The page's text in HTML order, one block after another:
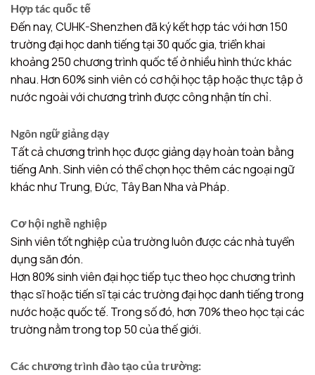
Hợp tác quốc tế
Đến nay, CUHK-Shenzhen đã ký kết hợp tác với hơn 150
trường đại học danh tiếng tại 30 quốc gia, triển khai
khoảng 250 chương trình quốc tế ở nhiều hình thức khác
nhau. Hơn 60% sinh viên có cơ hội học tập hoặc thực tập ở
nước ngoài với chương trình được công nhận tín chỉ.
Ngôn ngữ giảng dạy
Tất cả chương trình học được giảng dạy hoàn toàn bằng
tiếng Anh. Sinh viên có thể chọn học thêm các ngoại ngữ
khác như Trung, Đức, Tây Ban Nha và Pháp.
Cơ hội nghề nghiệp
Sinh viên tốt nghiệp của trường luôn được các nhà tuyển
dụng săn đón.
Hơn 80% sinh viên đại học tiếp tục theo học chương trình
thạc sĩ hoặc tiến sĩ tại các trường đại học danh tiếng trong
nước hoặc quốc tế. Trong số đó, hơn 70% theo học tại các
trường nằm trong top 50 của thế giới.
Các chương trình đào tạo của trường: